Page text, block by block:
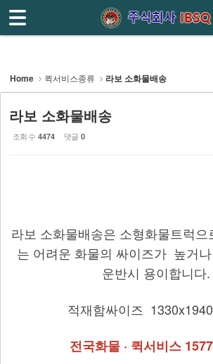
Home 퀵서비스종류 라보 소화물배송
라보 소화물배송
조회 수 4474 댓글 0
라보 소화물배송은 소형화물트럭으
는 어려운 화물의 싸이즈가 높거
운반시 용이합니다.
적재함싸이즈
전국화물 · 퀵서비스
로그인 회원가입
회사소개
퀵서비스종류
- 전국당일배송